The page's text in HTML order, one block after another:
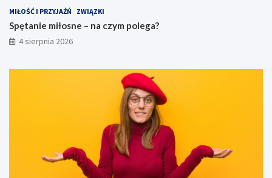
MIŁOŚĆ I PRZYJAŹŃ ZWIĄZKI
Spętanie miłosne – na czym polega?
4 sierpnia 2026